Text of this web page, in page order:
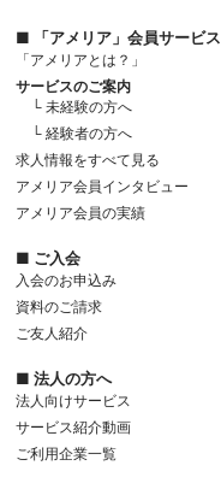
■ 「アメリア」会員サービス
「アメリアとは？」
サービスのご案内
└ 未経験の方へ
└ 経験者の方へ
求人情報をすべて見る
アメリア会員インタビュー
アメリア会員の実績
■ ご入会
入会のお申込み
資料のご請求
ご友人紹介
■ 法人の方へ
法人向けサービス
サービス紹介動画
ご利用企業一覧